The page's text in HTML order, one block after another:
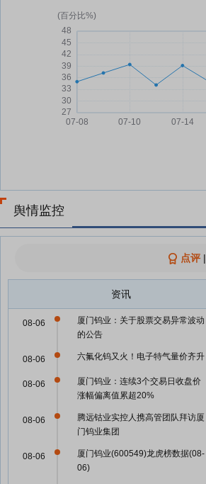
舆情监控
点评|
资讯
厦门钨业：关于股票交易异常波动
的公告
08-06
六氟化钨又火！电子特气量价齐升
08-06
厦门钨业：连续3个交易日收盘价
涨幅偏离值累超20%
08-06
腾远钴业实控人携高管团队拜访厦
门钨业集团
08-06
厦门钨业(600549)龙虎榜数据(08-
06)
08-06